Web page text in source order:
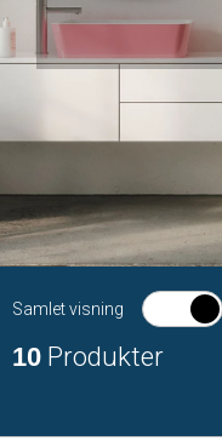
Samlet visning
10 Produkter